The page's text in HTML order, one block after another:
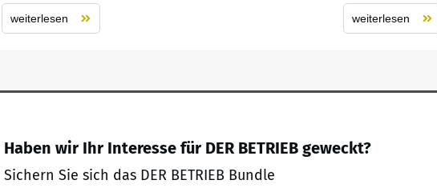
weiterlesen weiterlesen
Haben wir Ihr Interesse für DER BETRIEB geweckt?
Sichern Sie sich das DER BETRIEB Bundle